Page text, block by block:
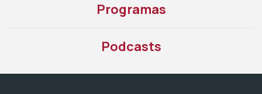
Programas
Podcasts